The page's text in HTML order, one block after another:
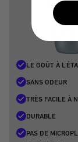
LE GOÛT À
SANS ODEUR
TRÈS FACILE À
DURABLE
PAS DE